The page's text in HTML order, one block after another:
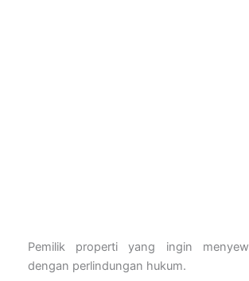
Pemilik properti yang ingin
dengan perlindungan hukum.